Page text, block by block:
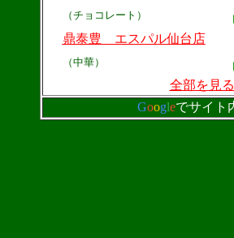
（チョコレート）
鼎泰豊 エスパル仙台店
（中華）
全部を見る
Googleでサイト